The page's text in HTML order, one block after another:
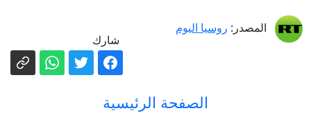
المصدر: روسيا اليوم
شارك
الصفحة الرئيسية